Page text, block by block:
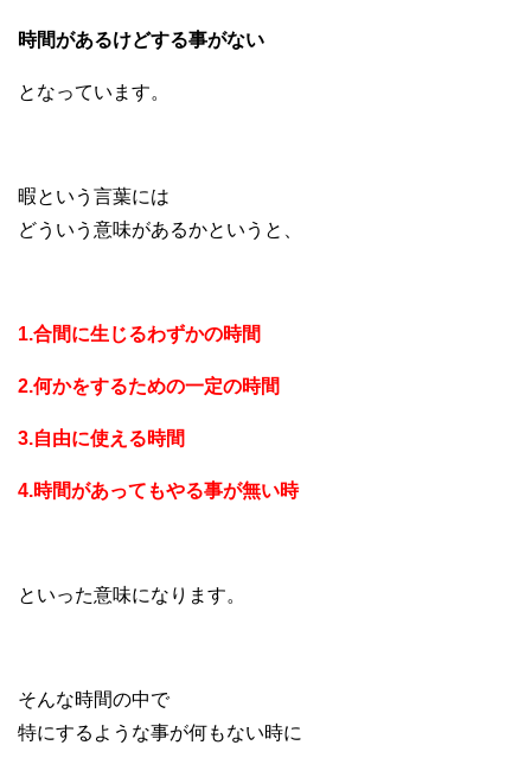
時間があるけどする事がない
となっています。
暇という言葉には
どういう意味があるかというと、
1.合間に生じるわずかの時間
2.何かをするための一定の時間
3.自由に使える時間
4.時間があってもやる事が無い時
といった意味になります。
そんな時間の中で
特にするような事が何もない時に